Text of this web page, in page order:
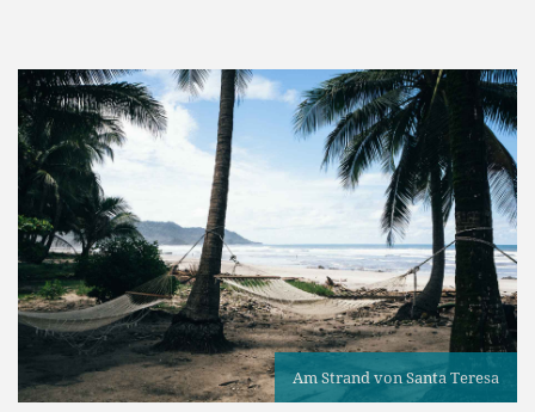
Am Strand von Santa Teresa